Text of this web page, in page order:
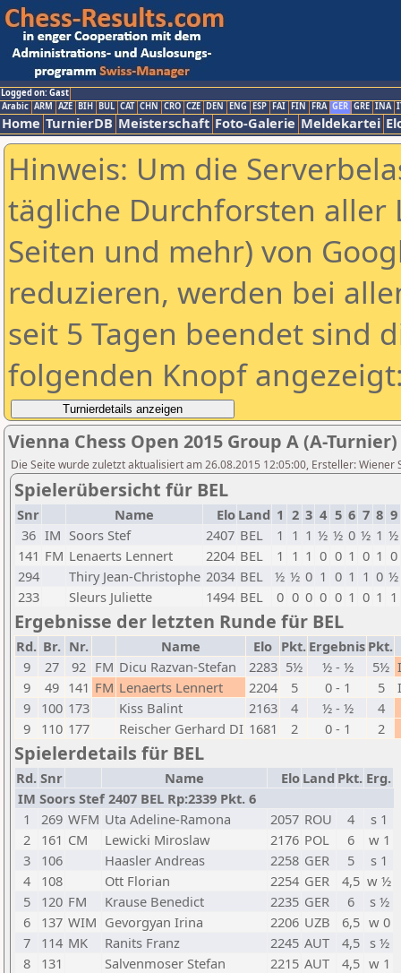
Logged on: Gast
Arabic ARM AZE BIH BUL CAT CHN CRO CZE DEN ENG ESP FAI FIN FRA GER GRE INA
Home TurnierDB Meisterschaft Foto-Galerie Meldekartei
Hinweis: Um die
tägliche Durchforsten aller
Seiten und mehr) von
reduzieren, werden bei
seit 5 Tagen beendet sind
folgenden Knopf
Vienna Chess Open 2015 Group A (A-Turnier)
Die Seite wurde zuletzt aktualisiert am 26.08.2015 12:05:00, Ersteller:
Spielerübersicht für BEL
Snr Name Elo Land 1 2 3 4 5 6 7 8 9
36 IM Soors Stef 2407 BEL 1 1 1 ½ ½ 0 ½ 1 ½
141 FM Lenaerts Lennert 2204 BEL 1 1 1 0 0 1 0 1 0
294
Thiry Jean-Christophe 2034 BEL ½ ½ 0 1 0 1 1 0 ½
233
Sleurs Juliette 1494 BEL 0 0 0 0 0 1 0 1 1
Ergebnisse der letzten Runde für BEL
Rd. Br. Nr. Name Elo Pkt. Ergebnis Pkt.
9
27 92 FM Dicu Razvan-Stefan 2283 5½ ½ - ½ 5½
9
49 141 FM Lenaerts Lennert 2204 5 0 - 1 5
9
100 173 Kiss Balint 2163 4 ½ - ½
4
9
110 177 Reischer Gerhard DI 1681 2 0 - 1 2
Spielerdetails für BEL
Rd. Snr Name Elo Land Pkt. Erg.
IM Soors Stef 2407 BEL Rp:2339 Pkt. 6
1
269 WFM Uta Adeline-Ramona 2057 ROU 4
s 1
2
161 CM Lewicki Miroslaw 2176 POL 6
w 1
3
106 Haasler Andreas 2258 GER 5
s 1
4
108 Ott Florian 2254 GER 4,5 w ½
5
120 FM Krause Benedict 2235 GER 6
s ½
6
137 WIM Gevorgyan Irina 2206 UZB 6,5 w 0
7
114 MK Ranits Franz 2245 AUT 4,5
s ½
8
131 Salvenmoser Stefan 2215 AUT 4,5 w 1